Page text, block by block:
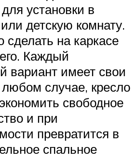
установки в
детскую комнату.
сделать на каркасе
Каждый
вариант имеет свои
случае, кресло
свободное
и при
превратится в
спальное